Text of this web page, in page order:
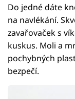
Do jedné dáte
na navlékání.
zavařovaček s
kuskus. Moli a
pochybných
bezpečí.